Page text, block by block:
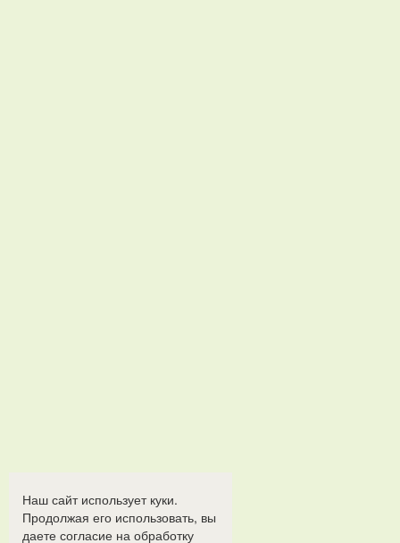
Наш сайт использует куки.
Продолжая его использовать, вы
даете согласие на обработку